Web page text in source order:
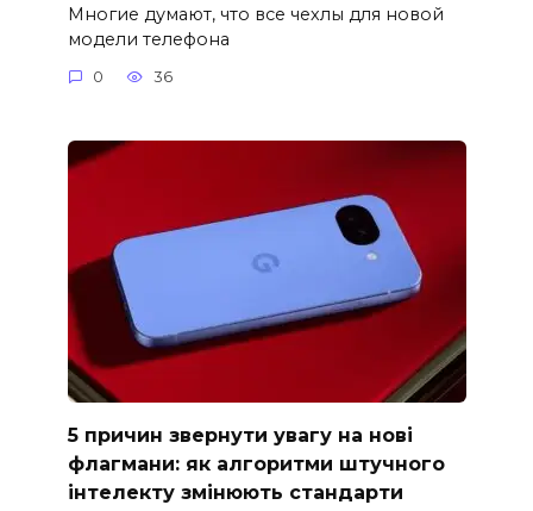
Многие думают, что все чехлы для новой
модели телефона
0 36
5 причин звернути увагу на нові
флагмани: як алгоритми штучного
інтелекту змінюють стандарти